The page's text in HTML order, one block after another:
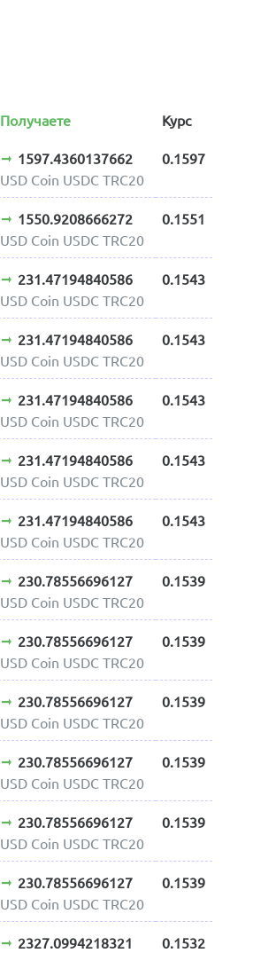
Получаете Курс
1597.4360137662
USD Coin USDC TRC20
0.1597
1550.9208666272
USD Coin USDC TRC20
0.1551
231.47194840586
USD Coin USDC TRC20
0.1543
231.47194840586
USD Coin USDC TRC20
0.1543
231.47194840586
USD Coin USDC TRC20
0.1543
231.47194840586
USD Coin USDC TRC20
0.1543
231.47194840586
USD Coin USDC TRC20
0.1543
230.78556696127
USD Coin USDC TRC20
0.1539
230.78556696127
USD Coin USDC TRC20
0.1539
230.78556696127
USD Coin USDC TRC20
0.1539
230.78556696127
USD Coin USDC TRC20
0.1539
230.78556696127
USD Coin USDC TRC20
0.1539
230.78556696127
USD Coin USDC TRC20
0.1539
2327.0994218321
0.1532